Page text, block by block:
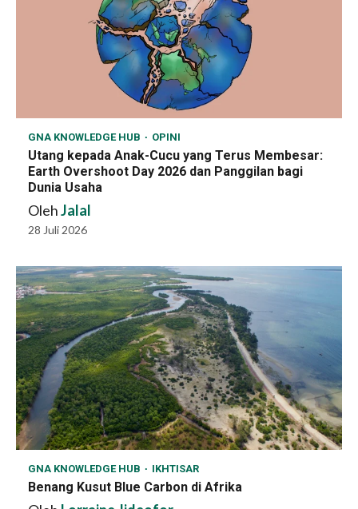
GNA KNOWLEDGE HUB OPINI
Utang kepada Anak-Cucu yang Terus Membesar:
Earth Overshoot Day 2026 dan Panggilan bagi
Dunia Usaha
OlehJalal
28 Juli 2026
GNA KNOWLEDGE HUB IKHTISAR
Benang Kusut Blue Carbon di Afrika